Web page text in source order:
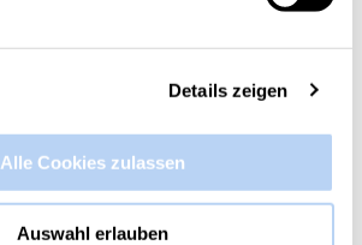
Details zeigen
Alle Cookies zulassen
Auswahl erlauben